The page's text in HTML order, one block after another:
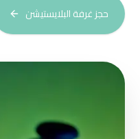
حجز غرفة البلايستيشن